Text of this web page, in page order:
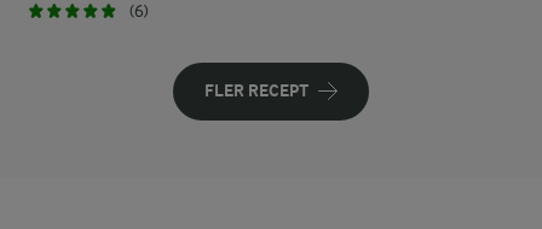
(6)
FLER RECEPT